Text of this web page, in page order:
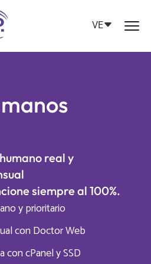
VE
real y
siempre al 100%.
y prioritario
con Doctor Web
con cPanel y SSD